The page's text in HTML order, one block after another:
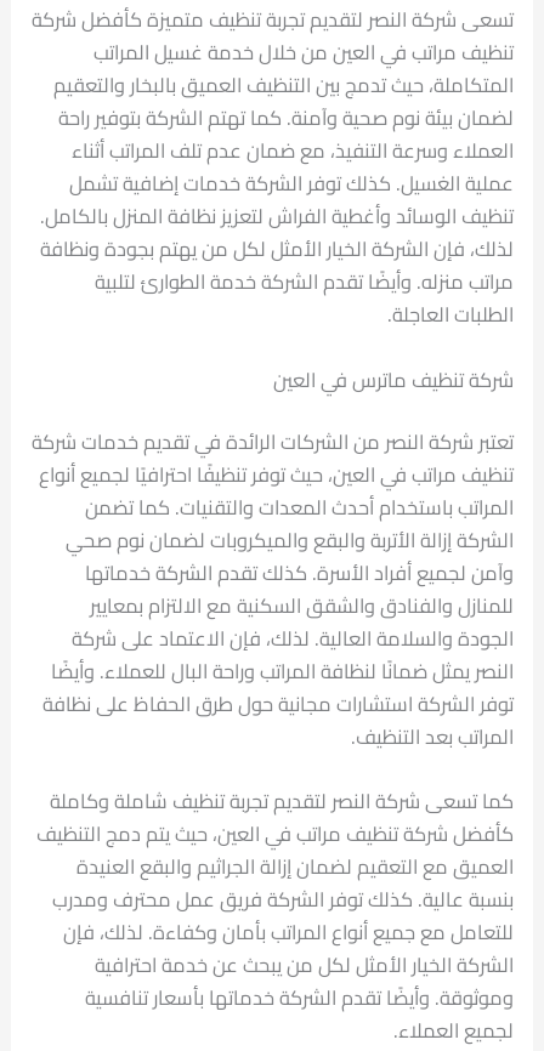
تسعى شركة النصر لتقديم تجربة تنظيف متميزة كأفضل شركة
تنظيف مراتب في العين من خلال خدمة غسيل المراتب
المتكاملة، حيث تدمج بين التنظيف العميق بالبخار والتعقيم
لضمان بيئة نوم صحية وآمنة. كما تهتم الشركة بتوفير راحة
العملاء وسرعة التنفيذ، مع ضمان عدم تلف المراتب أثناء
عملية الغسيل. كذلك توفر الشركة خدمات إضافية تشمل
تنظيف الوسائد وأغطية الفراش لتعزيز نظافة المنزل بالكامل.
لذلك، فإن الشركة الخيار الأمثل لكل من يهتم بجودة ونظافة
مراتب منزله. وأيضًا تقدم الشركة خدمة الطوارئ لتلبية
الطلبات العاجلة.
شركة تنظيف ماترس في العين
تعتبر شركة النصر من الشركات الرائدة في تقديم خدمات شركة
تنظيف مراتب في العين، حيث توفر تنظيفًا احترافيًا لجميع أنواع
المراتب باستخدام أحدث المعدات والتقنيات. كما تضمن
الشركة إزالة الأتربة والبقع والميكروبات لضمان نوم صحي
وآمن لجميع أفراد الأسرة. كذلك تقدم الشركة خدماتها
للمنازل والفنادق والشقق السكنية مع الالتزام بمعايير
الجودة والسلامة العالية. لذلك، فإن الاعتماد على شركة
النصر يمثل ضمانًا لنظافة المراتب وراحة البال للعملاء. وأيضًا
توفر الشركة استشارات مجانية حول طرق الحفاظ على نظافة
المراتب بعد التنظيف.
كما تسعى شركة النصر لتقديم تجربة تنظيف شاملة وكاملة
كأفضل شركة تنظيف مراتب في العين، حيث يتم دمج التنظيف
العميق مع التعقيم لضمان إزالة الجراثيم والبقع العنيدة
بنسبة عالية. كذلك توفر الشركة فريق عمل محترف ومدرب
للتعامل مع جميع أنواع المراتب بأمان وكفاءة. لذلك، فإن
الشركة الخيار الأمثل لكل من يبحث عن خدمة احترافية
وموثوقة. وأيضًا تقدم الشركة خدماتها بأسعار تنافسية
لجميع العملاء.